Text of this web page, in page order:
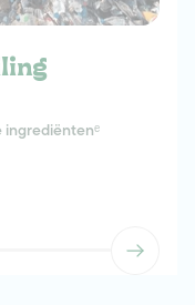
ingrediëntenᵉ